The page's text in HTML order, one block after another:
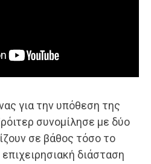
για την υπόθεση της
συνομίλησε με δύο
σε βάθος τόσο το
διάσταση